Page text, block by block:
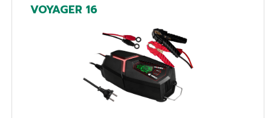
VOYAGER 16